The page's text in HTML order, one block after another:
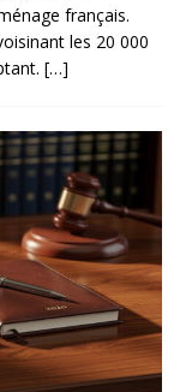
français.
les 20 000
[…]